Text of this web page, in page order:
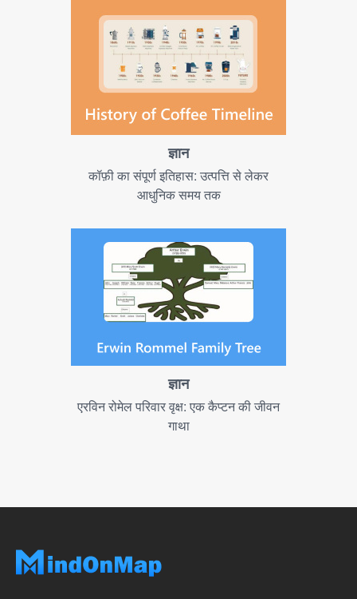
ज्ञान
कॉफ़ी का संपूर्ण इतिहास: उत्पत्ति से लेकर
आधुनिक समय तक
ज्ञान
एरविन रोमेल परिवार वृक्ष: एक कैप्टन की जीवन
गाथा